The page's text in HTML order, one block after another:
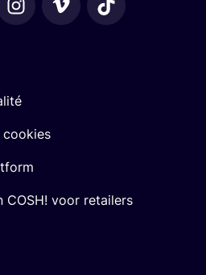
cookies
COSH! voor retailers